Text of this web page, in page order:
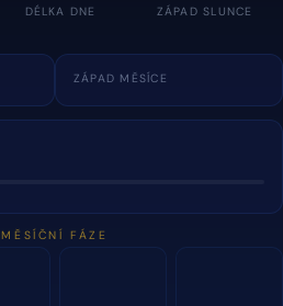
DÉLKA DNE ZÁPAD SLUNCE
ZÁPAD MĚSÍCE
MĚSÍČNÍ FÁZE